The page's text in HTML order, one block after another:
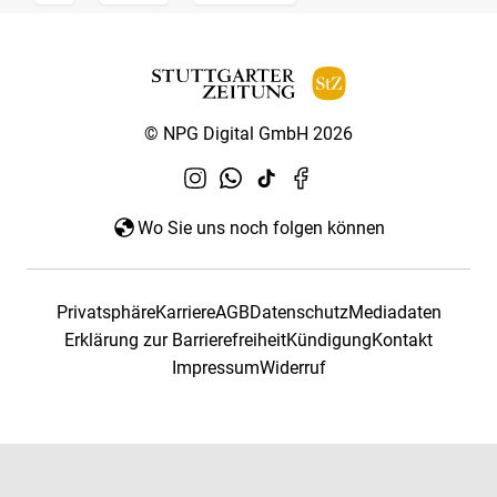
© NPG Digital GmbH 2026
Wo Sie uns noch folgen können
PrivatsphäreKarriereAGBDatenschutzMediadaten
Erklärung zur BarrierefreiheitKündigungKontakt
ImpressumWiderruf